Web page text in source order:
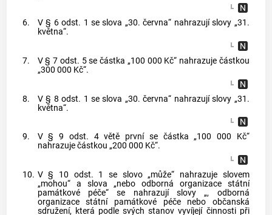
6.
V § 6 odst. 1 se slova „30. června“ nahrazují slovy „31.
května“.
7.
V § 7 odst. 5 se částka „100 000 Kč“ nahrazuje částkou
„300 000 Kč“.
8.
V § 8 odst. 1 se slova „30. června“ nahrazují slovy „31.
května“.
9.
V § 9 odst. 4 větě první se částka „100 000 Kč“
nahrazuje částkou „200 000 Kč“.
10. V § 10 odst. 1 se slovo „může“ nahrazuje slovem
„mohou“ a slova „nebo odborná organizace státní
památkové péče“ se nahrazují slovy „, odborná
organizace státní památkové péče nebo občanská
sdružení, která podle svých stanov vyvíjejí činnosti při